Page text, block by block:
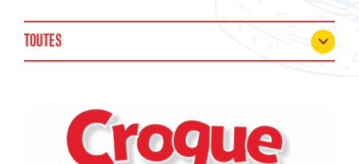
TOUTES